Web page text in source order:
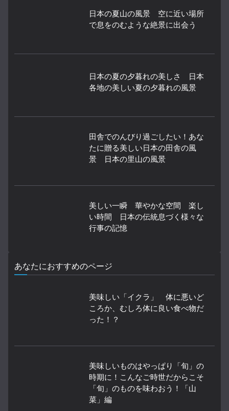
日本の夏山の風景 空に近い場所
で息をのむような絶景に出会う
日本の夏の夕暮れの美しさ 日本
各地の美しい夏の夕暮れの風景
田舎でのんびり過ごしたい！あな
たに贈る美しい日本の田舎の風
景 日本の里山の風景
美しい一瞬 華やかな空間 楽し
い時間 日本の伝統息づく様々な
行事の記憶
あなたにおすすめのページ
美味しい「イクラ」 体に悪いど
ころか、むしろ体に良い食べ物だ
った！？
美味しいものはやっぱり「旬」の
時期に！こんなご時世だからこそ
「旬」のものを味わおう！「山
菜」編